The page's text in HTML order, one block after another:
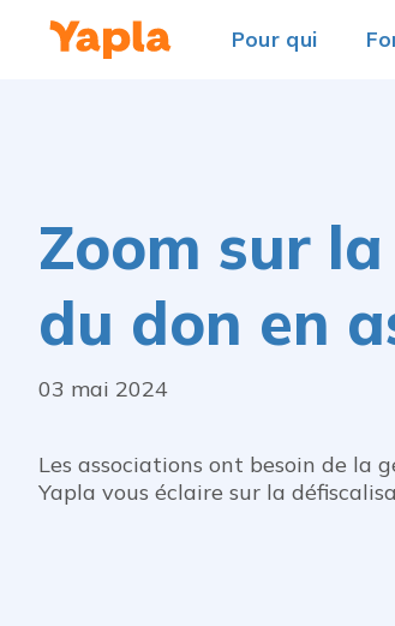
Pour qui
Zoom sur
du don en
03 mai 2024
Les associations ont besoin de la
Yapla vous éclaire sur la